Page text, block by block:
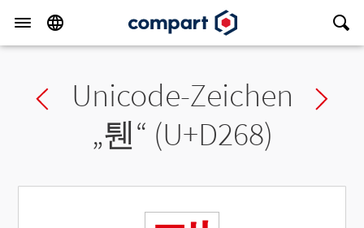
Previous char
Unicode-Zeichen
„퉨“ (U+D268)